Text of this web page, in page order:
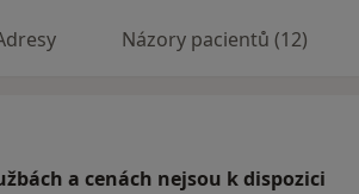
Názory pacientů (12)
a cenách nejsou k dispozici